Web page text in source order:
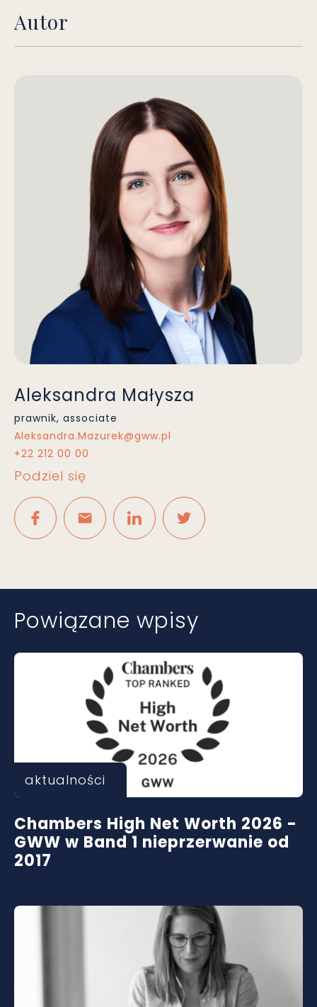
Autor
Aleksandra Małysza
prawnik, associate
Aleksandra.Mazurek@gww.pl
+22 212 00 00
Podziel się
Powiązane wpisy
aktualności
Chambers High Net Worth 2026 -
GWW w Band 1 nieprzerwanie od
2017